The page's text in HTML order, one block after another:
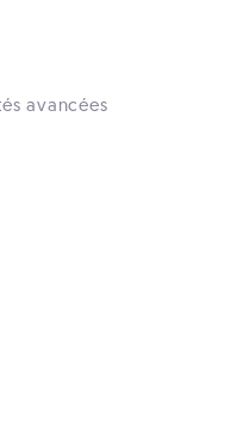
avancées